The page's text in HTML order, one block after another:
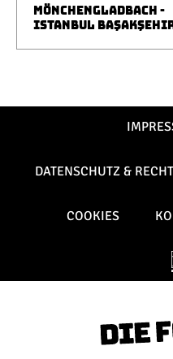
MÖNCHENGLADBACH -
ISTANBUL
DATENSCHUTZ &
COOKIES